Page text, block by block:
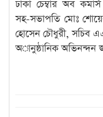
ঢাকা চেম্বার অব
সহ-সভাপতি মোঃ
হোসেন চৌধুরী, সচিব
অানুষ্ঠানিক অভিনন্দন